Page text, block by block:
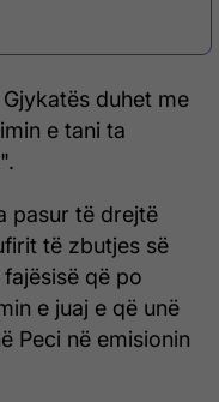
duhet me
e tani ta
pasur të drejtë
të zbutjes së
që po
e juaj e që unë
Peci në emisionin